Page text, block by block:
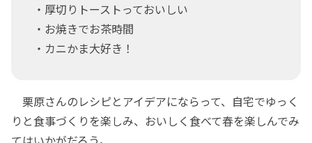
・厚切りトーストっておいしい
・お焼きでお茶時間
・カニかま大好き！
栗原さんのレシピとアイデアにならって、自宅でゆっく
りと食事づくりを楽しみ、おいしく食べて春を楽しんでみ